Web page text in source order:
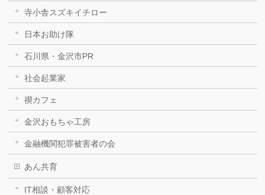
寺小舎スズキイチロー
日本お助け隊
石川県・金沢市PR
社会起業家
禊カフェ
金沢おもちゃ工房
金融機関犯罪被害者の会
あん共育
IT相談・顧客対応